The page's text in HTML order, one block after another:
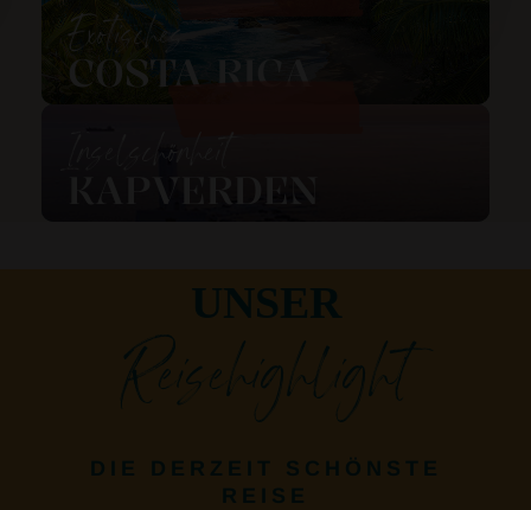
Exotisches
COSTA RICA
KAPVERDEN
UNSER
Reisehighlight
DIE DERZEIT SCHÖNSTE
REISE